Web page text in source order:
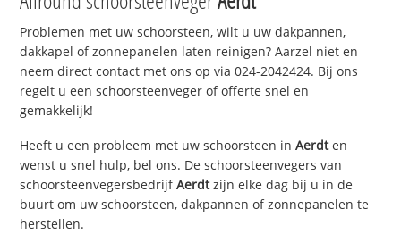
Problemen met uw schoorsteen, wilt u uw dakpannen,
dakkapel of zonnepanelen laten reinigen? Aarzel niet en
neem direct contact met ons op via 024-2042424. Bij ons
regelt u een schoorsteenveger of offerte snel en
gemakkelijk!
Heeft u een probleem met uw schoorsteen inAerdten
wenst u snel hulp, bel ons. De schoorsteenvegers van
schoorsteenvegersbedrijfAerdtzijn elke dag bij u in de
buurt om uw schoorsteen, dakpannen of zonnepanelen te
herstellen.